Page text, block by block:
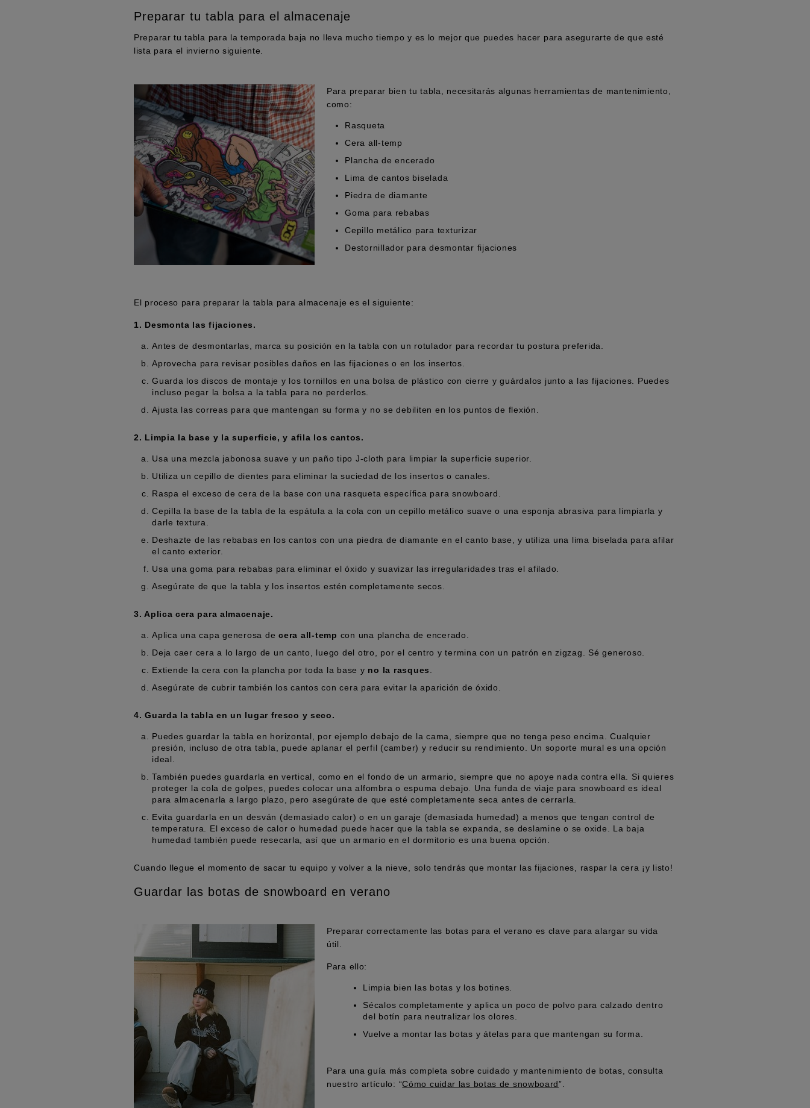
Preparar tu tabla para el almacenaje
Preparar tu tabla para la temporada baja no lleva mucho tiempo y es lo mejor que puedes hacer para asegurarte de que esté
lista para el invierno siguiente.
Para preparar bien tu tabla, necesitarás algunas herramientas de mantenimiento,
como:
Rasqueta
Cera all-temp
Plancha de encerado
Lima de cantos biselada
Piedra de diamante
Goma para rebabas
Cepillo metálico para texturizar
Destornillador para desmontar fijaciones
El proceso para preparar la tabla para almacenaje es el siguiente:
1. Desmonta las fijaciones.
Antes de desmontarlas, marca su posición en la tabla con un rotulador para recordar tu postura preferida.
Aprovecha para revisar posibles daños en las fijaciones o en los insertos.
Guarda los discos de montaje y los tornillos en una bolsa de plástico con cierre y guárdalos junto a las fijaciones. Puedes
incluso pegar la bolsa a la tabla para no perderlos.
Ajusta las correas para que mantengan su forma y no se debiliten en los puntos de flexión.
2. Limpia la base y la superficie, y afila los cantos.
Usa una mezcla jabonosa suave y un paño tipo J-cloth para limpiar la superficie superior.
Utiliza un cepillo de dientes para eliminar la suciedad de los insertos o canales.
Raspa el exceso de cera de la base con una rasqueta específica para snowboard.
Cepilla la base de la tabla de la espátula a la cola con un cepillo metálico suave o una esponja abrasiva para limpiarla y
darle textura.
Deshazte de las rebabas en los cantos con una piedra de diamante en el canto base, y utiliza una lima biselada para afilar
el canto exterior.
Usa una goma para rebabas para eliminar el óxido y suavizar las irregularidades tras el afilado.
Asegúrate de que la tabla y los insertos estén completamente secos.
3. Aplica cera para almacenaje.
Aplica una capa generosa de cera all-temp con una plancha de encerado.
Deja caer cera a lo largo de un canto, luego del otro, por el centro y termina con un patrón en zigzag. Sé generoso.
Extiende la cera con la plancha por toda la base y no la rasques
Asegúrate de cubrir también los cantos con cera para evitar la aparición de óxido.
4. Guarda la tabla en un lugar fresco y seco.
Puedes guardar la tabla en horizontal, por ejemplo debajo de la cama, siempre que no tenga peso encima. Cualquier
presión, incluso de otra tabla, puede aplanar el perfil (camber) y reducir su rendimiento. Un soporte mural es una opción
ideal.
También puedes guardarla en vertical, como en el fondo de un armario, siempre que no apoye nada contra ella. Si quieres
proteger la cola de golpes, puedes colocar una alfombra o espuma debajo. Una funda de viaje para snowboard es ideal
para almacenarla a largo plazo, pero asegúrate de que esté completamente seca antes de cerrarla.
Evita guardarla en un desván (demasiado calor) o en un garaje (demasiada humedad) a menos que tengan control de
temperatura. El exceso de calor o humedad puede hacer que la tabla se expanda, se deslamine o se oxide. La baja
humedad también puede resecarla, así que un armario en el dormitorio es una buena opción.
Cuando llegue el momento de sacar tu equipo y volver a la nieve, solo tendrás que montar las fijaciones, raspar la cera ¡y listo!
Guardar las botas de snowboard en verano
Preparar correctamente las botas para el verano es clave para alargar su vida
útil.
Para ello:
Limpia bien las botas y los botines.
Sécalos completamente y aplica un poco de polvo para calzado dentro
del botín para neutralizar los olores.
Vuelve a montar las botas y átelas para que mantengan su forma.
Para una guía más completa sobre cuidado y mantenimiento de botas, consulta
nuestro artículo: “Cómo cuidar las botas de snowboard”.